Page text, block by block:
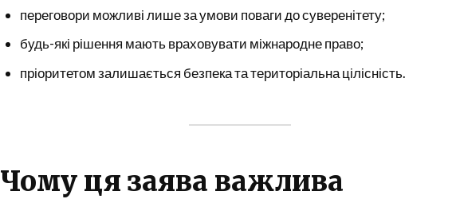
переговори можливі лише за умови поваги до суверенітету;
будь-які рішення мають враховувати міжнародне право;
пріоритетом залишається безпека та територіальна цілісність.
Чому ця заява важлива